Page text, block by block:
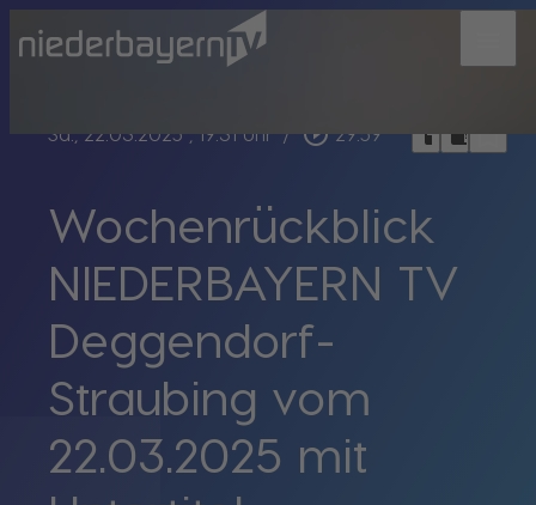
Sa., 22.03.2025, 19:31 Uhr / play_circle_outline 29:59 headphoneschrome_reader_modebookmark_border
Wochenrückblick
NIEDERBAYERN TV
Deggendorf-
Straubing vom
22.03.2025 mit